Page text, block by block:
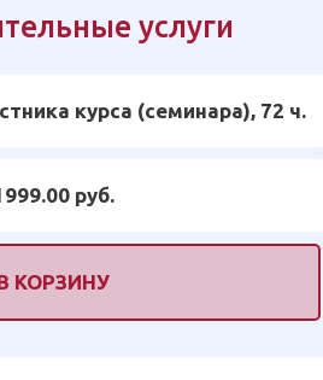
услуги
курса (семинара), 72 ч.
руб.
КОРЗИНУ